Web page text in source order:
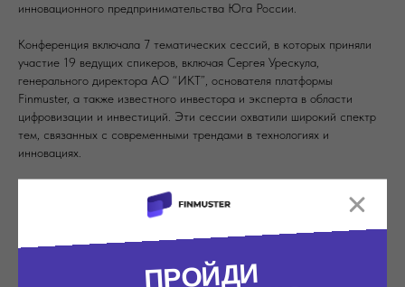
инновационного предпринимательства Юга России.
Конференция включала 7 тематических сессий, в которых приняли
участие 19 ведущих спикеров, включая Сергея Урескула,
генерального директора АО “ИКТ”, основателя платформы
Finmuster, а также известного инвестора и эксперта в области
цифровизации и инвестиций. Эти сессии охватили широкий спектр
тем, связанных с современными трендами в технологиях и
инновациях.
В рамках блока основатели инвестиционных клубов и венчурных
платформ поделились структурированными знаниями об инвестициях
стартапы и раскрыли детали работы на венчурном рынке,
основанные на практическом опыте. Основное внимание было
уделено ключевым вопросам цифровизации экономики и новым
ПРОЙДИ